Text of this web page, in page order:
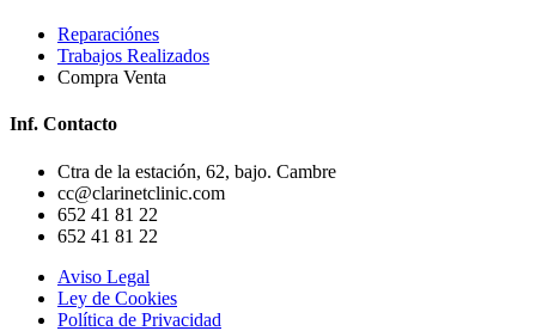
Reparaciónes
Trabajos Realizados
Compra Venta
Inf. Contacto
Ctra de la estación, 62, bajo. Cambre
cc@clarinetclinic.com
652 41 81 22
652 41 81 22
Aviso Legal
Ley de Cookies
Política de Privacidad